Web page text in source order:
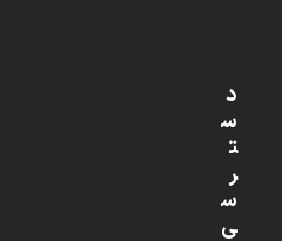
د
س
ت
ر
س
ی